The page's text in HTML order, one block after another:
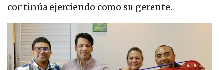
continúa ejerciendo como su gerente.